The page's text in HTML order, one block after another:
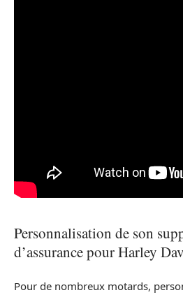
Personnalisation de son
d’assurance pour Harley
Pour de nombreux motards,